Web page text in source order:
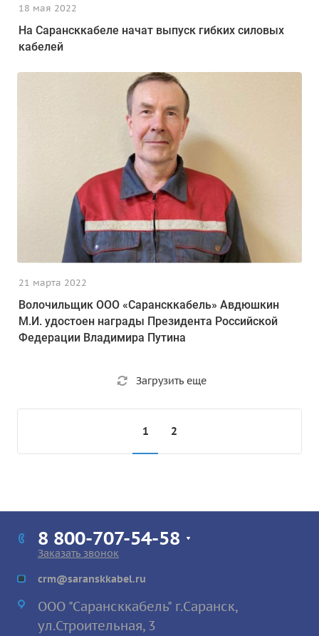
18 мая 2022
На Сарансккабеле начат выпуск гибких силовых
кабелей
21 марта 2022
Волочильщик ООО «Сарансккабель» Авдюшкин
М.И. удостоен награды Президента Российской
Федерации Владимира Путина
Загрузить еще
1 2
8 800-707-54-58
Заказать звонок
crm@saranskkabel.ru
ООО "Сарансккабель" г.Саранск,
ул.Строительная, 3